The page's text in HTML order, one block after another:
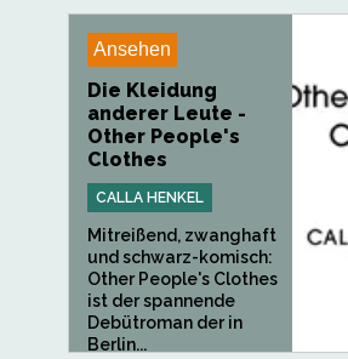
Ansehen
Die Kleidung
anderer Leute -
Other People's
Clothes
CALLA HENKEL
Mitreißend, zwanghaft
und schwarz-komisch:
Other People's Clothes
ist der spannende
Debütroman der in
Berlin...